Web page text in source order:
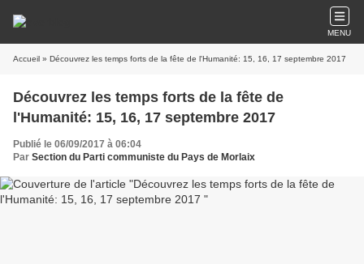
MENU
Accueil » Découvrez les temps forts de la fête de l'Humanité: 15, 16, 17 septembre 2017
Découvrez les temps forts de la fête de
l'Humanité: 15, 16, 17 septembre 2017
Publié le 06/09/2017 à 06:04
Par Section du Parti communiste du Pays de Morlaix